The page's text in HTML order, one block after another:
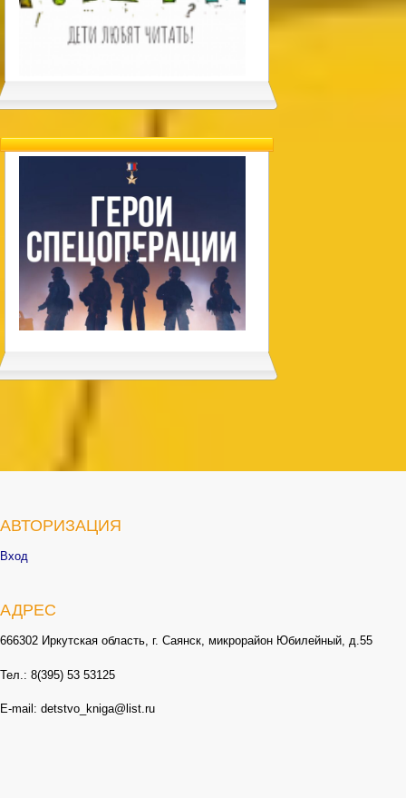
АВТОРИЗАЦИЯ
Вход
АДРЕС
666302 Иркутская область, г. Саянск, микрорайон Юбилейный, д.55
Тел.: 8(395) 53 53125
E-mail: detstvo_kniga@list.ru